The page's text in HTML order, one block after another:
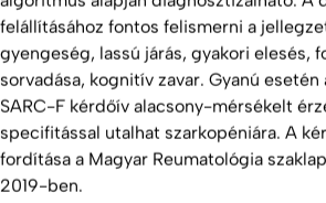
felállításához fontos felismerni a
gyengeség, lassú járás, gyakori elesés,
sorvadása, kognitív zavar. Gyanú
SARC-F kérdőív alacsony-mérsékelt
specifitással utalhat szarkopéniára. A
fordítása a Magyar Reumatológia
2019-ben.